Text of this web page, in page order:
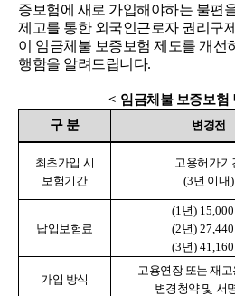
증보험에 새로 가입해야하는 불편
제고를 통한 외국인근로자 권리구
이 임금체불 보증보험 제도를 개선
행함을 알려드립니다.
< 임금체불 보증보험
구 분
변경전
최초가입 시
보험기간
고용허가기
(3년 이내)
납입보험료
(1년) 15,000
(2년) 27,440
(3년) 41,160
가입 방식
고용연장 또는 재고
변경청약 및 서